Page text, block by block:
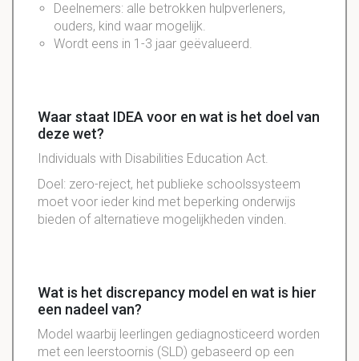
Deelnemers: alle betrokken hulpverleners,
ouders, kind waar mogelijk.
Wordt eens in 1-3 jaar geëvalueerd.
Waar staat IDEA voor en wat is het doel van
deze wet?
Individuals with Disabilities Education Act.
Doel: zero-reject, het publieke schoolssysteem
moet voor ieder kind met beperking onderwijs
bieden of alternatieve mogelijkheden vinden.
Wat is het discrepancy model en wat is hier
een nadeel van?
Model waarbij leerlingen gediagnosticeerd worden
met een leerstoornis (SLD) gebaseerd op een